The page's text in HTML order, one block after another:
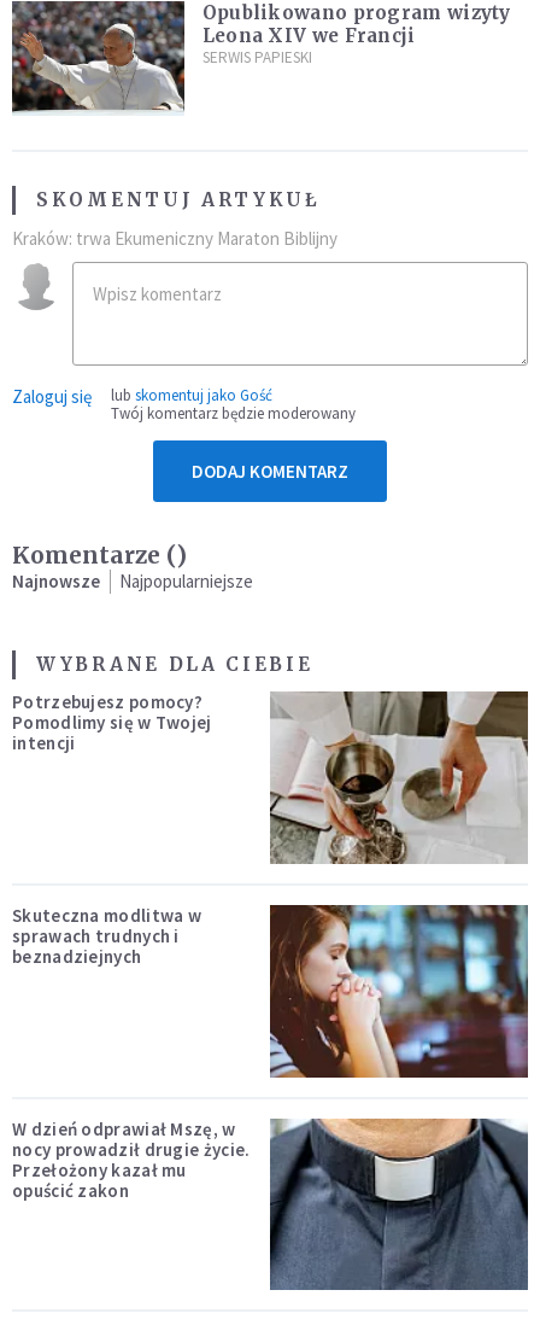
Opublikowano program wizyty
Leona XIV we Francji
SERWIS PAPIESKI
SKOMENTUJ ARTYKUŁ
Kraków: trwa Ekumeniczny Maraton Biblijny
Zaloguj się lub skomentuj jako Gość
Twój komentarz będzie moderowany
DODAJ KOMENTARZ
Komentarze ()
Najnowsze Najpopularniejsze
WYBRANE DLA CIEBIE
Potrzebujesz pomocy?
Pomodlimy się w Twojej
intencji
Skuteczna modlitwa w
sprawach trudnych i
beznadziejnych
W dzień odprawiał Mszę, w
nocy prowadził drugie życie.
Przełożony kazał mu
opuścić zakon